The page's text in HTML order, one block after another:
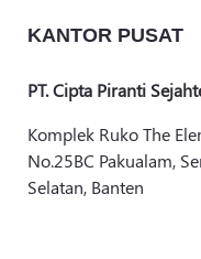
KANTOR PUSAT
PT. Cipta Piranti
Komplek Ruko The
No.25BC Pakualam,
Selatan, Banten